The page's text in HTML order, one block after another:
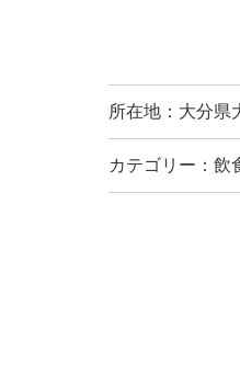
所在地：大分県
カテゴリー：飲